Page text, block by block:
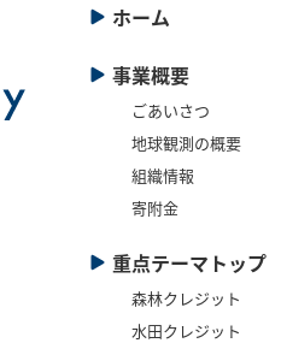
ホーム
事業概要
ごあいさつ
地球観測の概要
組織情報
寄附金
重点テーマトップ
森林クレジット
水田クレジット